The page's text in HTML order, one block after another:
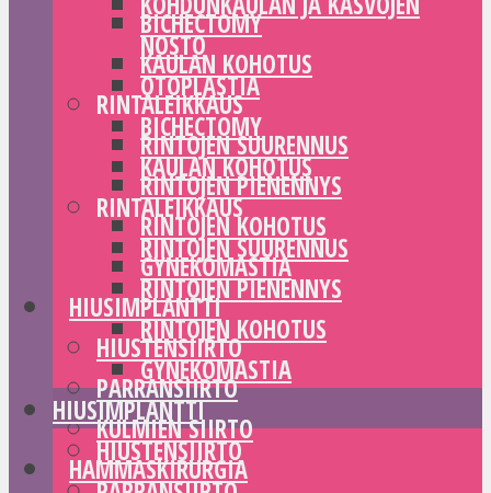
BICHECTOMY
KAULAN KOHOTUS
RINTALEIKKAUS
RINTOJEN SUURENNUS
RINTOJEN PIENENNYS
RINTOJEN KOHOTUS
GYNEKOMASTIA
HIUSIMPLANTTI
HIUSTENSIIRTO
PARRANSIIRTO
KULMIEN SIIRTO
HAMMASKIRURGIA
NOSTO
OTOPLASTIA
BICHECTOMY
KAULAN KOHOTUS
RINTALEIKKAUS
RINTOJEN SUURENNUS
RINTOJEN PIENENNYS
RINTOJEN KOHOTUS
GYNEKOMASTIA
HIUSIMPLANTTI
HIUSTENSIIRTO